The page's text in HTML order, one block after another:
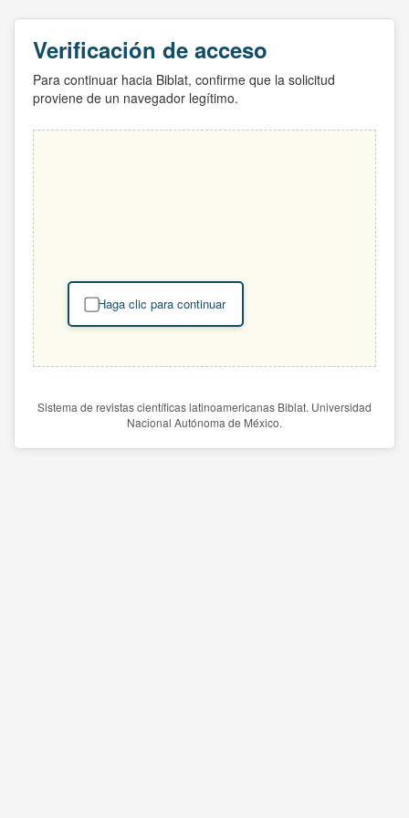
Verificación de acceso
Para continuar hacia Biblat, confirme que la solicitud
proviene de un navegador legítimo.
Haga clic para continuar
Sistema de revistas científicas latinoamericanas Biblat. Universidad
Nacional Autónoma de México.